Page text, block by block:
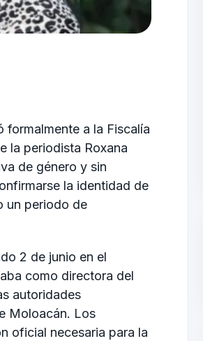
formalmente a la Fiscalía
la periodista Roxana
de género y sin
la identidad de
un periodo de
2 de junio en el
como directora del
autoridades
Moloacán. Los
oficial necesaria para la